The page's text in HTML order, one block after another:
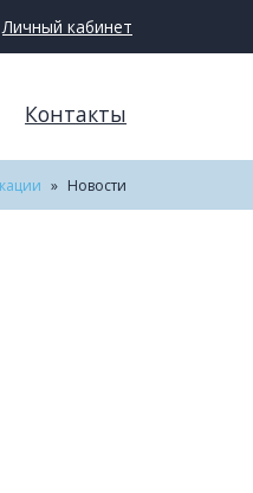
Личный кабинет
Контакты
» Новости